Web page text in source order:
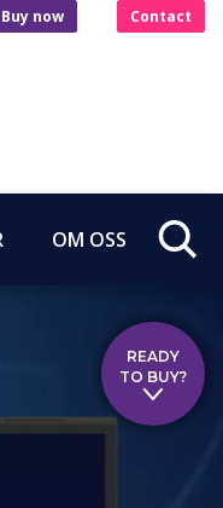
Buy now Contact
OM OSS
READY
TO BUY?